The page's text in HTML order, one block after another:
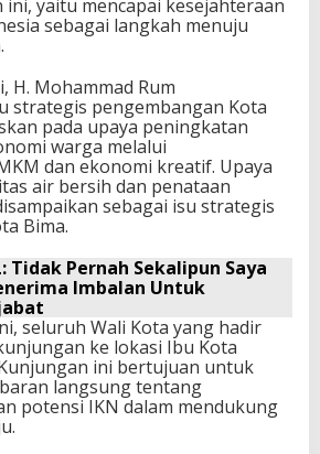
yaitu mencapai kesejahteraan
sebagai langkah menuju
H. Mohammad Rum
strategis pengembangan Kota
pada upaya peningkatan
warga melalui
dan ekonomi kreatif. Upaya
air bersih dan penataan
sebagai isu strategis
Bima.
Tidak Pernah Sekalipun Saya
Imbalan Untuk
seluruh Wali Kota yang hadir
ke lokasi Ibu Kota
ini bertujuan untuk
langsung tentang
potensi IKN dalam mendukung